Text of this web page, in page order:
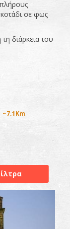
σε φως
διάρκεια του
~7.1Km